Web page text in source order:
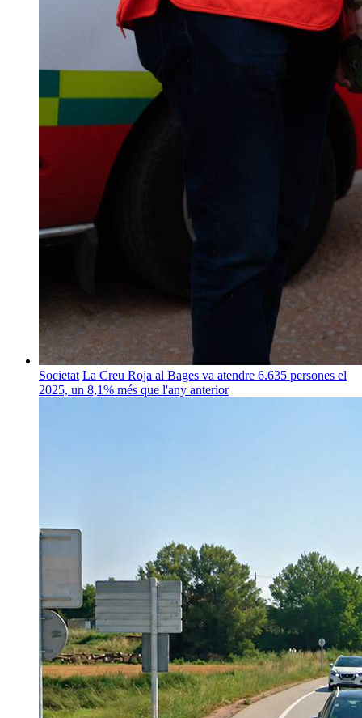
Societat La Creu Roja al Bages va atendre 6.635 persones el
2025, un 8,1% més que l'any anterior